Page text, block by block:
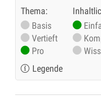
Thema:
Basis
Vertieft
Pro
Legende